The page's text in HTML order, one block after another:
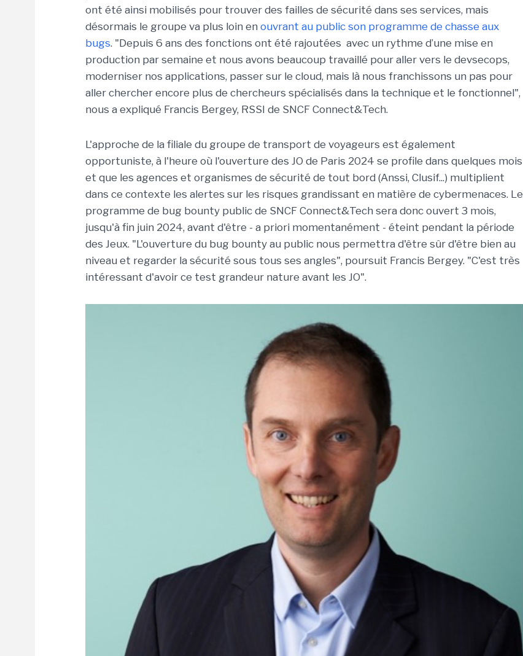
ont été ainsi mobilisés pour trouver des failles de sécurité dans ses services, mais
désormais le groupe va plus loin en ouvrant au public son programme de chasse aux
bugs. "Depuis 6 ans des fonctions ont été rajoutées avec un rythme d’une mise en
production par semaine et nous avons beaucoup travaillé pour aller vers le devsecops,
moderniser nos applications, passer sur le cloud, mais là nous franchissons un pas pour
aller chercher encore plus de chercheurs spécialisés dans la technique et le fonctionnel",
nous a expliqué Francis Bergey, RSSI de SNCF Connect&Tech.
L'approche de la filiale du groupe de transport de voyageurs est également
opportuniste, à l'heure où l'ouverture des JO de Paris 2024 se profile dans quelques mois
et que les agences et organismes de sécurité de tout bord (Anssi, Clusif...) multiplient
dans ce contexte les alertes sur les risques grandissant en matière de cybermenaces. Le
programme de bug bounty public de SNCF Connect&Tech sera donc ouvert 3 mois,
jusqu'à fin juin 2024, avant d'être - a priori momentanément - éteint pendant la période
des Jeux. "L'ouverture du bug bounty au public nous permettra d'être sûr d'être bien au
niveau et regarder la sécurité sous tous ses angles", poursuit Francis Bergey. "C'est très
intéressant d'avoir ce test grandeur nature avant les JO".